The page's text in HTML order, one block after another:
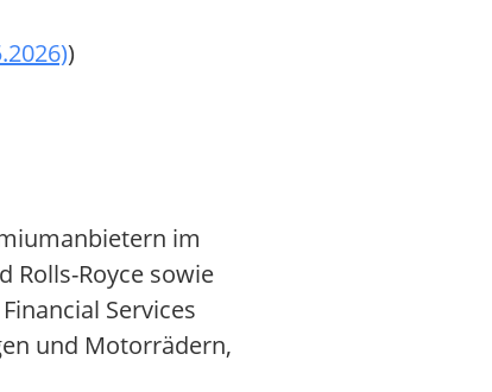
)
im
Rolls-Royce sowie
Services
und Motorrädern,